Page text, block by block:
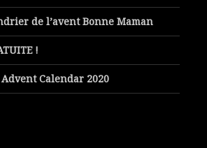
de l’avent Bonne Maman
!
Calendar 2020